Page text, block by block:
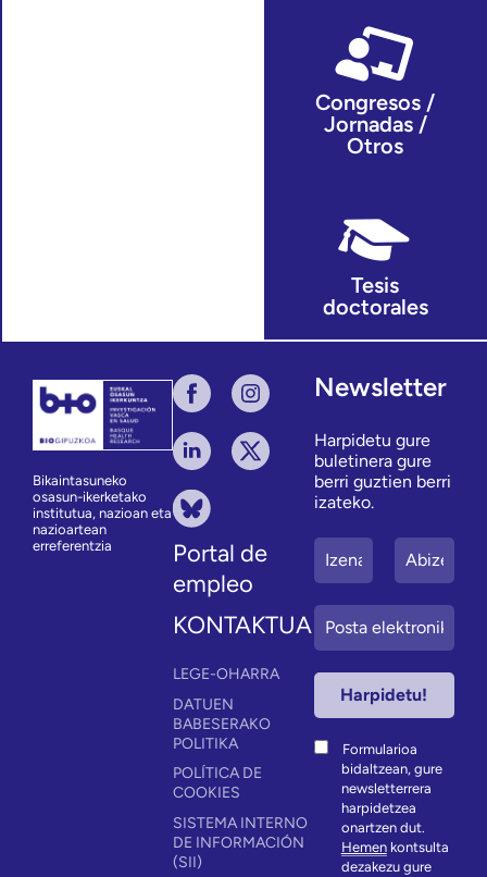
Congresos /
Jornadas /
Otros
Tesis
doctorales
Bikaintasuneko
osasun-ikerketako
institutua, nazioan eta
nazioartean
erreferentzia
Portal de
empleo
KONTAKTUA
LEGE-OHARRA
DATUEN
BABESERAKO
POLITIKA
POLÍTICA DE
COOKIES
SISTEMA INTERNO
DE INFORMACIÓN
(SII)
Newsletter
Harpidetu gure
buletinera gure
berri guztien berri
izateko.
Formularioa
bidaltzean, gure
newsletterrera
harpidetzea
onartzen dut.
Hemenkontsulta
dezakezu gure